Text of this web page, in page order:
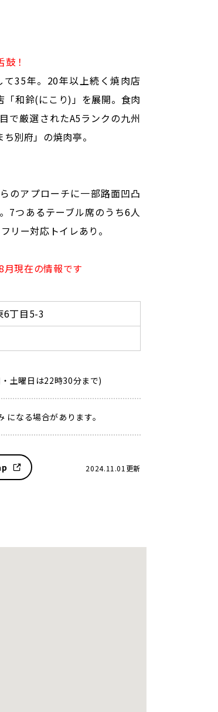
！
35年。20年以上続く焼肉店
「和鈴(にこり)」を展開。食肉
で厳選されたA5ランクの九州
別府」の焼肉亭。
のアプローチに一部路面凹凸
7つあるテーブル席のうち6人
リー対応トイレあり。
現在の情報です
6丁目5-3
土曜日は22時30分まで)
なる場合があります。
2024.11.01更新